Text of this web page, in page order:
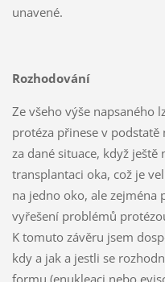
unavené.
Rozhodování
Ze všeho výše napsaného
protéza přinese v
za dané situace, když
transplantaci oka, což je
na jedno oko, ale
vyřešení problémů
K tomuto závěru jsem
kdy a jak a jestli se
formu (enukleaci nebo